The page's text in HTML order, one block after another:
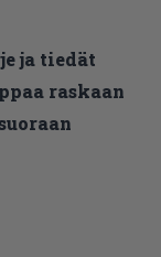
ja tiedät
raskaan